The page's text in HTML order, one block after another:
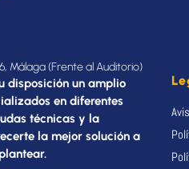
Málaga (Frente al Auditorio)
disposición un amplio
en diferentes
técnicas y la
la mejor solución a